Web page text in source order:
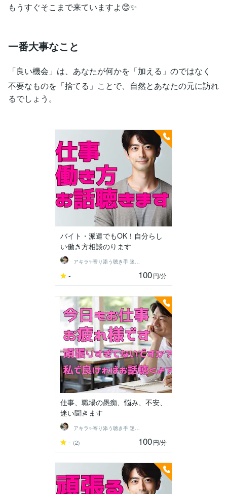
もうすぐそこまで来ていますよ😊✨
一番大事なこと
「良い機会」は、あなたが何かを「加える」のではなく
不要なものを「捨てる」ことで、自然とあなたの元に訪れ
るでしょう。
バイト・派遣でもOK！自分らし
い働き方相談のります
アキラ✨寄り添う聴き手 迷い不安の相談室
- 100円/分
仕事、職場の愚痴、悩み、不安、
迷い聞きます
アキラ✨寄り添う聴き手 迷い不安の相談室
- (2) 100円/分